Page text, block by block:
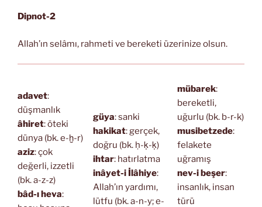
Dipnot-2
Allah’ın selâmı, rahmeti ve bereketi üzerinize olsun.
adavet:
düşmanlık
âhiret: öteki
dünya (bk. e-ḫ-r)
aziz: çok
değerli, izzetli
(bk. a-z-z)
bâd-ı heva:
güya: sanki
hakikat: gerçek,
doğru (bk. ḥ-ḳ-ḳ)
ihtar: hatırlatma
inâyet-i İlâhiye:
Allah’ın yardımı,
lütfu (bk. a-n-y; e-
mübarek:
bereketli,
uğurlu (bk. b-r-k)
musibetzede:
felakete
uğramış
nev-i beşer:
insanlık, insan
türü